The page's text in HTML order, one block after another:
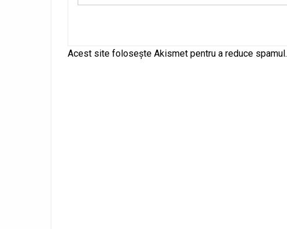
Alternative:
Acest site folosește Akismet pentru a reduce spamul.